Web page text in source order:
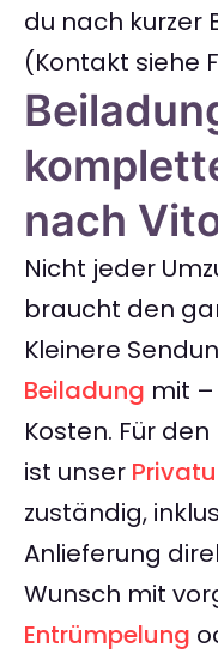
du nach kurzer
(Kontakt siehe
nach
Nicht jeder
braucht den
Kleinere
Beiladung mit
Kosten. Für
ist unser
zuständig,
Anlieferung
Wunsch mit
Entrümpelung